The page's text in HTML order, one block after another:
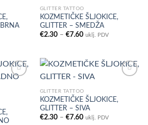
Add to
Wishlist
Add to
GLITTER TATTOO
KOZMETIČKE ŠLJOKICE,
GLITTER – SMEDŽA
€2.30 – €7.60Raspon
do
€7.60
uklj. PDV
Add to
GLITTER TATTOO
KOZMETIČKE ŠLJOKICE,
GLITTER – SIVA
€2.30 – €7.60Raspon
uklj. PDV